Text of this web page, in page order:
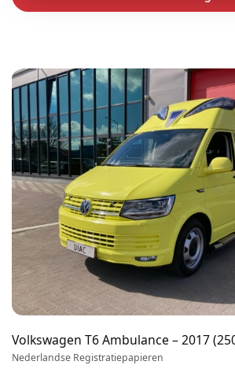
Volkswagen T6 Ambulance – 2017
Nederlandse Registratiepapieren